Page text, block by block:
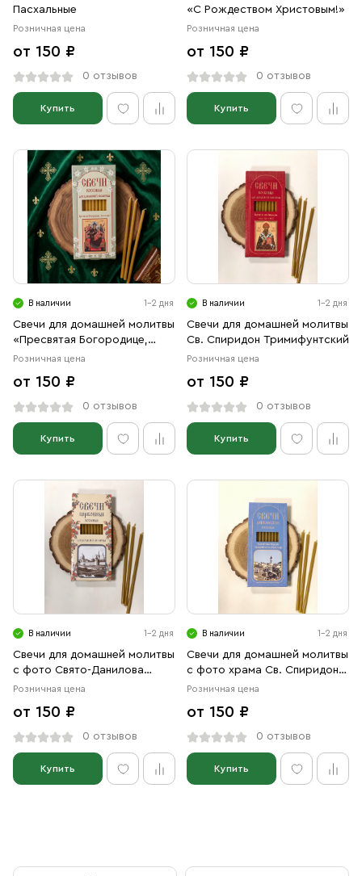
Пасхальные
Розничная цена
от 150 ₽
0 отзывов
Купить
«С Рождеством Христовым!»
Розничная цена
от 150 ₽
0 отзывов
Купить
В наличии 1-2 дня
Свечи для домашней молитвы
«Пресвятая Богородице,
спаси нас!»
Розничная цена
от 150 ₽
0 отзывов
Купить
В наличии 1-2 дня
Свечи для домашней молитвы
Св. Спиридон Тримифунтский
Розничная цена
от 150 ₽
0 отзывов
Купить
В наличии 1-2 дня
Свечи для домашней молитвы
с фото Свято-Данилова
монастыря
Розничная цена
от 150 ₽
0 отзывов
Купить
В наличии 1-2 дня
Свечи для домашней молитвы
с фото храма Св. Спиридона
Тримифунтского на острове
Розничная цена
от 150 ₽
0 отзывов
Купить